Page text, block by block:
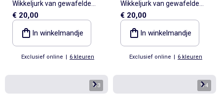
Wikkeljurk van gewafelde
stof
€ 20,00
In winkelmandje
Exclusief online | 6 kleuren
Wikkeljurk van gewafelde
stof
€ 20,00
In winkelmandje
Exclusief online | 6 kleuren
1/3 1/4